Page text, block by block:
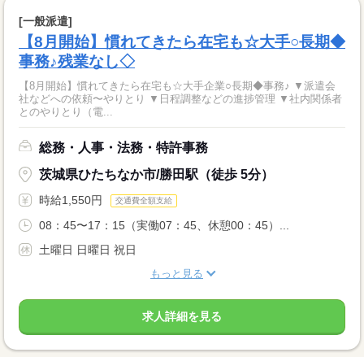
[一般派遣]
【8月開始】慣れてきたら在宅も☆大手○長期◆
事務♪残業なし◇
【8月開始】慣れてきたら在宅も☆大手企業○長期◆事務♪ ▼派遣会
社などへの依頼〜やりとり ▼日程調整などの進捗管理 ▼社内関係者
とのやりとり（電...
総務・人事・法務・特許事務
茨城県ひたちなか市/勝田駅（徒歩 5分）
時給1,550円 交通費全額支給
08：45〜17：15（実働07：45、休憩00：45）...
土曜日 日曜日 祝日
もっと見る
求人詳細を見る